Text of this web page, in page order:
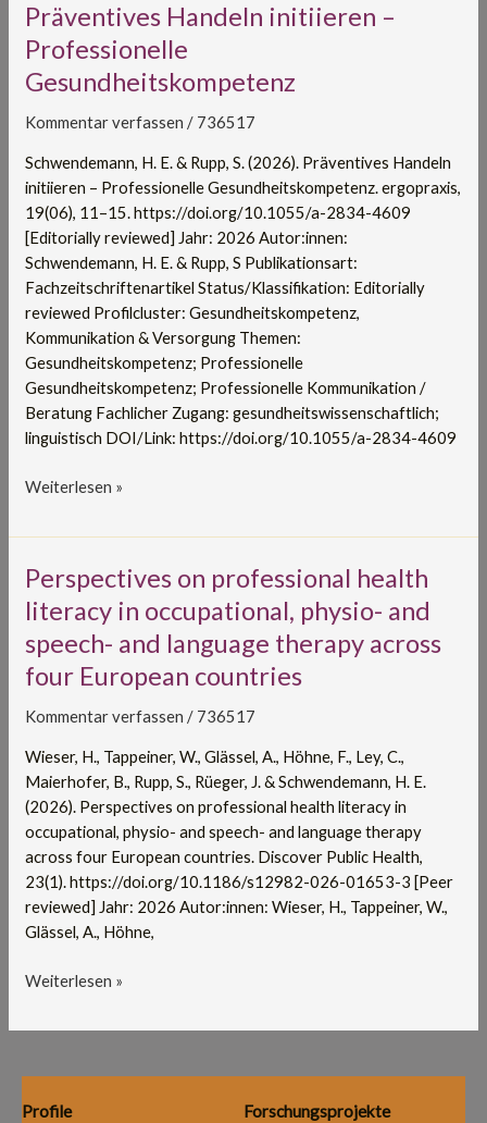
Präventives Handeln initiieren –
Professionelle
Gesundheitskompetenz
Kommentar verfassen / 736517
Schwendemann, H. E. & Rupp, S. (2026). Präventives Handeln
initiieren – Professionelle Gesundheitskompetenz. ergopraxis,
19(06), 11–15. https://doi.org/10.1055/a-2834-4609
[Editorially reviewed] Jahr: 2026 Autor:innen:
Schwendemann, H. E. & Rupp, S Publikationsart:
Fachzeitschriftenartikel Status/Klassifikation: Editorially
reviewed Profilcluster: Gesundheitskompetenz,
Kommunikation & Versorgung Themen:
Gesundheitskompetenz; Professionelle
Gesundheitskompetenz; Professionelle Kommunikation /
Beratung Fachlicher Zugang: gesundheitswissenschaftlich;
linguistisch DOI/Link: https://doi.org/10.1055/a-2834-4609
Präventives
Handeln
initiieren
–
Weiterlesen »
Perspectives on professional health
literacy in occupational, physio- and
speech- and language therapy across
four European countries
Kommentar verfassen / 736517
Wieser, H., Tappeiner, W., Glässel, A., Höhne, F., Ley, C.,
Maierhofer, B., Rupp, S., Rüeger, J. & Schwendemann, H. E.
(2026). Perspectives on professional health literacy in
occupational, physio- and speech- and language therapy
across four European countries. Discover Public Health,
23(1). https://doi.org/10.1186/s12982-026-01653-3 [Peer
reviewed] Jahr: 2026 Autor:innen: Wieser, H., Tappeiner, W.,
Glässel, A., Höhne,
Perspectives
on
professional
health
literacy
occupational,
physio-
and
speech-
language
therapy
across
four
countries
Weiterlesen »
Profile Forschungsprojekte